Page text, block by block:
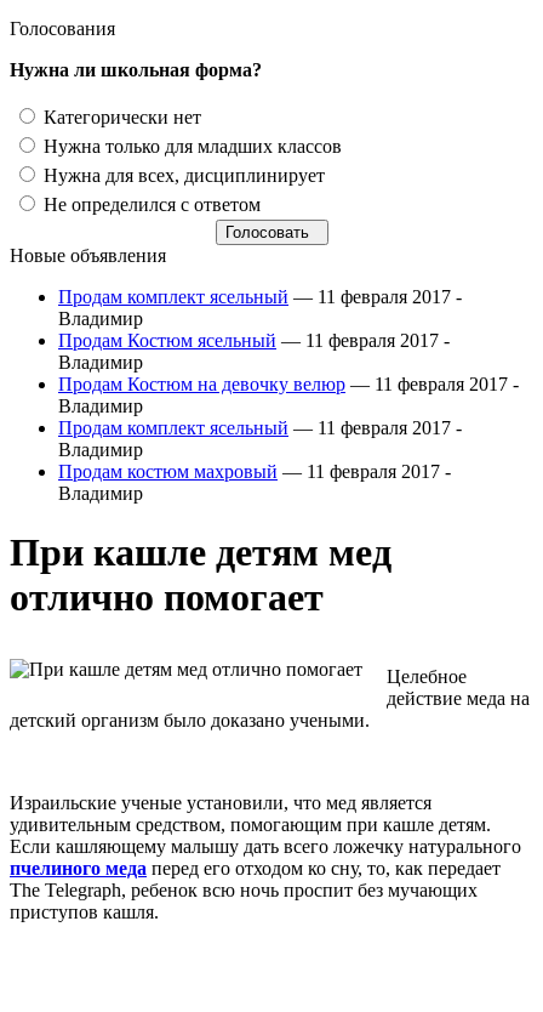
Голосования
Нужна ли школьная форма?
Категорически нет
Нужна только для младших классов
Нужна для всех, дисциплинирует
Не определился с ответом
Новые объявления
Продам комплект ясельный — 11 февраля 2017 -
Владимир
Продам Костюм ясельный — 11 февраля 2017 -
Владимир
Продам Костюм на девочку велюр — 11 февраля 2017 -
Владимир
Продам комплект ясельный — 11 февраля 2017 -
Владимир
Продам костюм махровый — 11 февраля 2017 -
Владимир
При кашле детям мед
отлично помогает
Целебное
действие меда на
детский организм было доказано учеными.
Израильские ученые установили, что мед является
удивительным средством, помогающим при кашле детям.
Если кашляющему малышу дать всего ложечку натурального
пчелиного меда перед его отходом ко сну, то, как передает
The Telegraph, ребенок всю ночь проспит без мучающих
приступов кашля.